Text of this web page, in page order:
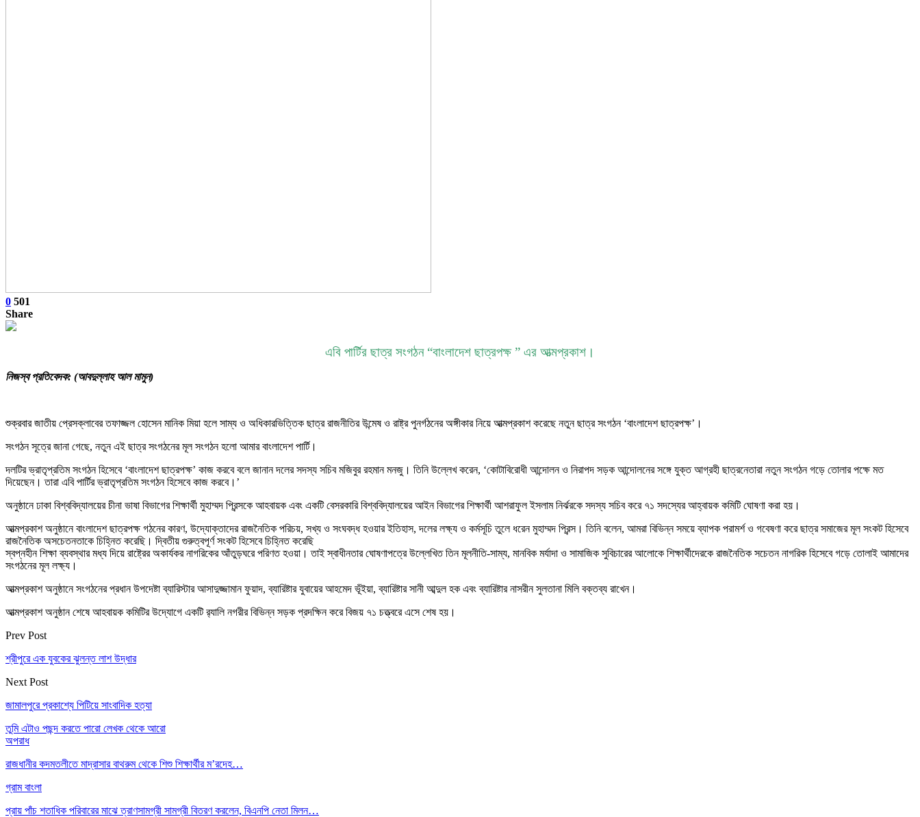
0 501
Share
এবি পার্টির ছাত্র সংগঠন “বাংলাদেশ ছাত্রপক্ষ ” এর আত্মপ্রকাশ।
নিজস্ব প্রতিবেদক: (আবদুল্লাহ আল মামুন)
শুক্রবার জাতীয় প্রেসক্লাবের তফাজ্জল হোসেন মানিক মিয়া হলে সাম্য ও অধিকারভিত্তিক ছাত্র রাজনীতির উন্মেষ ও রাষ্ট্র পুনর্গঠনের অঙ্গীকার নিয়ে আত্মপ্রকাশ করেছে নতুন ছাত্র সংগঠন ‘বাংলাদেশ ছাত্রপক্ষ’।
সংগঠন সূত্রে জানা গেছে, নতুন এই ছাত্র সংগঠনের মূল সংগঠন হলো আমার বাংলাদেশ পার্টি।
দলটির ভ্রাতৃপ্রতিম সংগঠন হিসেবে ‘বাংলাদেশ ছাত্রপক্ষ’ কাজ করবে বলে জানান দলের সদস্য সচিব মজিবুর রহমান মনজু। তিনি উল্লেখ করেন, ‘কোটাবিরোধী আন্দোলন ও নিরাপদ সড়ক আন্দোলনের সঙ্গে যুক্ত আগ্রহী ছাত্রনেতারা নতুন সংগঠন গড়ে তোলার পক্ষে মত
দিয়েছেন। তারা এবি পার্টির ভ্রাতৃপ্রতিম সংগঠন হিসেবে কাজ করবে।’
অনুষ্ঠানে ঢাকা বিশ্ববিদ্যালয়ের চীনা ভাষা বিভাগের শিক্ষার্থী মুহাম্মদ প্রিন্সকে আহবায়ক এবং একটি বেসরকারি বিশ্ববিদ্যালয়ের আইন বিভাগের শিক্ষার্থী আশরাফুল ইসলাম নির্ঝরকে সদস্য সচিব করে ৭১ সদস্যের আহ্বায়ক কমিটি ঘোষণা করা হয়।
আত্মপ্রকাশ অনুষ্ঠানে বাংলাদেশ ছাত্রপক্ষ গঠনের কারণ, উদ্যোক্তাদের রাজনৈতিক পরিচয়, সখ্য ও সংঘবদ্ধ হওয়ার ইতিহাস, দলের লক্ষ্য ও কর্মসূচি তুলে ধরেন মুহাম্মদ প্রিন্স। তিনি বলেন, আমরা বিভিন্ন সময়ে ব্যাপক পরামর্শ ও গবেষণা করে ছাত্র সমাজের মূল সংকট হিসেবে
রাজনৈতিক অসচেতনতাকে চিহ্নিত করেছি। দ্বিতীয় গুরুত্বপূর্ণ সংকট হিসেবে চিহ্নিত করেছি
স্বপ্নহীন শিক্ষা ব্যবস্থার মধ্য দিয়ে রাষ্ট্রের অকার্যকর নাগরিকের আঁতুড়ঘরে পরিণত হওয়া। তাই স্বাধীনতার ঘোষণাপত্রে উল্লেখিত তিন মূলনীতি-সাম্য, মানবিক মর্যাদা ও সামাজিক সুবিচারের আলোকে শিক্ষার্থীদেরকে রাজনৈতিক সচেতন নাগরিক হিসেবে গড়ে তোলাই আমাদের
সংগঠনের মূল লক্ষ্য।
আত্মপ্রকাশ অনুষ্ঠানে সংগঠনের প্রধান উপদেষ্টা ব্যারিস্টার আসাদুজ্জামান ফুয়াদ, ব্যারিষ্টার যুবায়ের আহমেদ ভূঁইয়া, ব্যারিষ্টার সানী আব্দুল হক এবং ব্যারিষ্টার নাসরীন সুলতানা মিলি বক্তব্য রাখেন।
আত্মপ্রকাশ অনুষ্ঠান শেষে আহবায়ক কমিটির উদ্যোগে একটি র‌্যালি নগরীর বিভিন্ন সড়ক প্রদক্ষিন করে বিজয় ৭১ চত্ত্বরে এসে শেষ হয়।
Prev Post
শ্রীপুরে এক যুবকের ঝুলন্ত লাশ উদ্ধার
Next Post
জামালপুরে প্রকাশ্যে পিটিয়ে সাংবাদিক হত্যা
তুমি এটাও পছন্দ করতে পারো লেখক থেকে আরো
অপরাধ
রাজধানীর কদমতলীতে মাদ্রাসার বাথরুম থেকে শিশু শিক্ষার্থীর ম’রদেহ…
গ্রাম বাংলা
প্রায় পাঁচ শতাধিক পরিবারের মাঝে ত্রাণসামগ্রী সামগ্রী বিতরণ করলেন, বিএনপি নেতা মিলন…